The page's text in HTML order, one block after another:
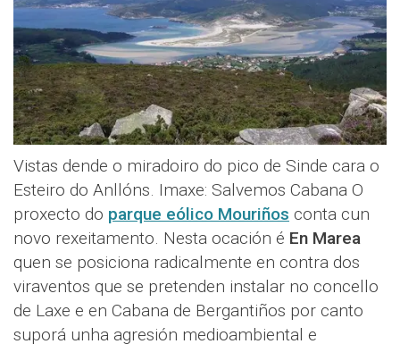
Vistas dende o miradoiro do pico de Sinde cara o
Esteiro do Anllóns. Imaxe: Salvemos Cabana O
proxecto do parque eólico Mouriños conta cun
novo rexeitamento. Nesta ocación é En Marea
quen se posiciona radicalmente en contra dos
viraventos que se pretenden instalar no concello
de Laxe e en Cabana de Bergantiños por canto
suporá unha agresión medioambiental e